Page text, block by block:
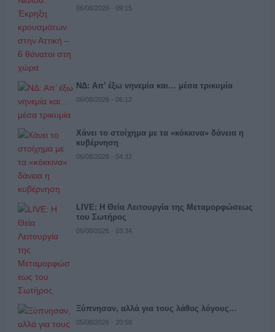
06/08/2026 - 09:15
ΝΔ: Απ’ έξω νηνεμία και… μέσα τρικυμία
06/08/2026 - 06:12
Χάνει το στοίχημα με τα «κόκκινα» δάνεια η
κυβέρνηση
06/08/2026 - 04:32
LIVE: Η Θεία Λειτουργία της Μεταμορφώσεως
του Σωτήρος
06/08/2026 - 03:34
Ξύπνησαν, αλλά για τους λάθος λόγους…
05/08/2026 - 20:58